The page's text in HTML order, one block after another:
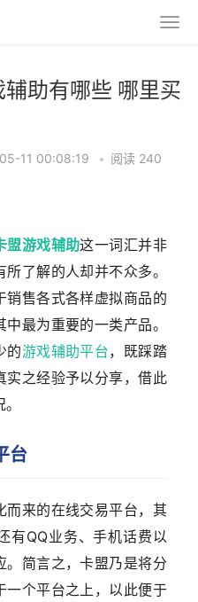
助有哪些 哪里买
11 00:08:19 • 阅读 240
盟游戏辅助这一词汇并非
了解的人却并不众多。
销售各式各样虚拟商品的
最为重要的一类产品。
的游戏辅助平台，既踩踏
实之经验予以分享，借此
台
而来的在线交易平台，其
有QQ业务、手机话费以
。简言之，卡盟乃是将分
一个平台之上，以此便于